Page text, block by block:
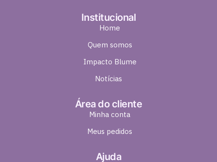
Institucional
Home
Quem somos
Impacto Blume
Notícias
Área do cliente
Minha conta
Meus pedidos
Ajuda